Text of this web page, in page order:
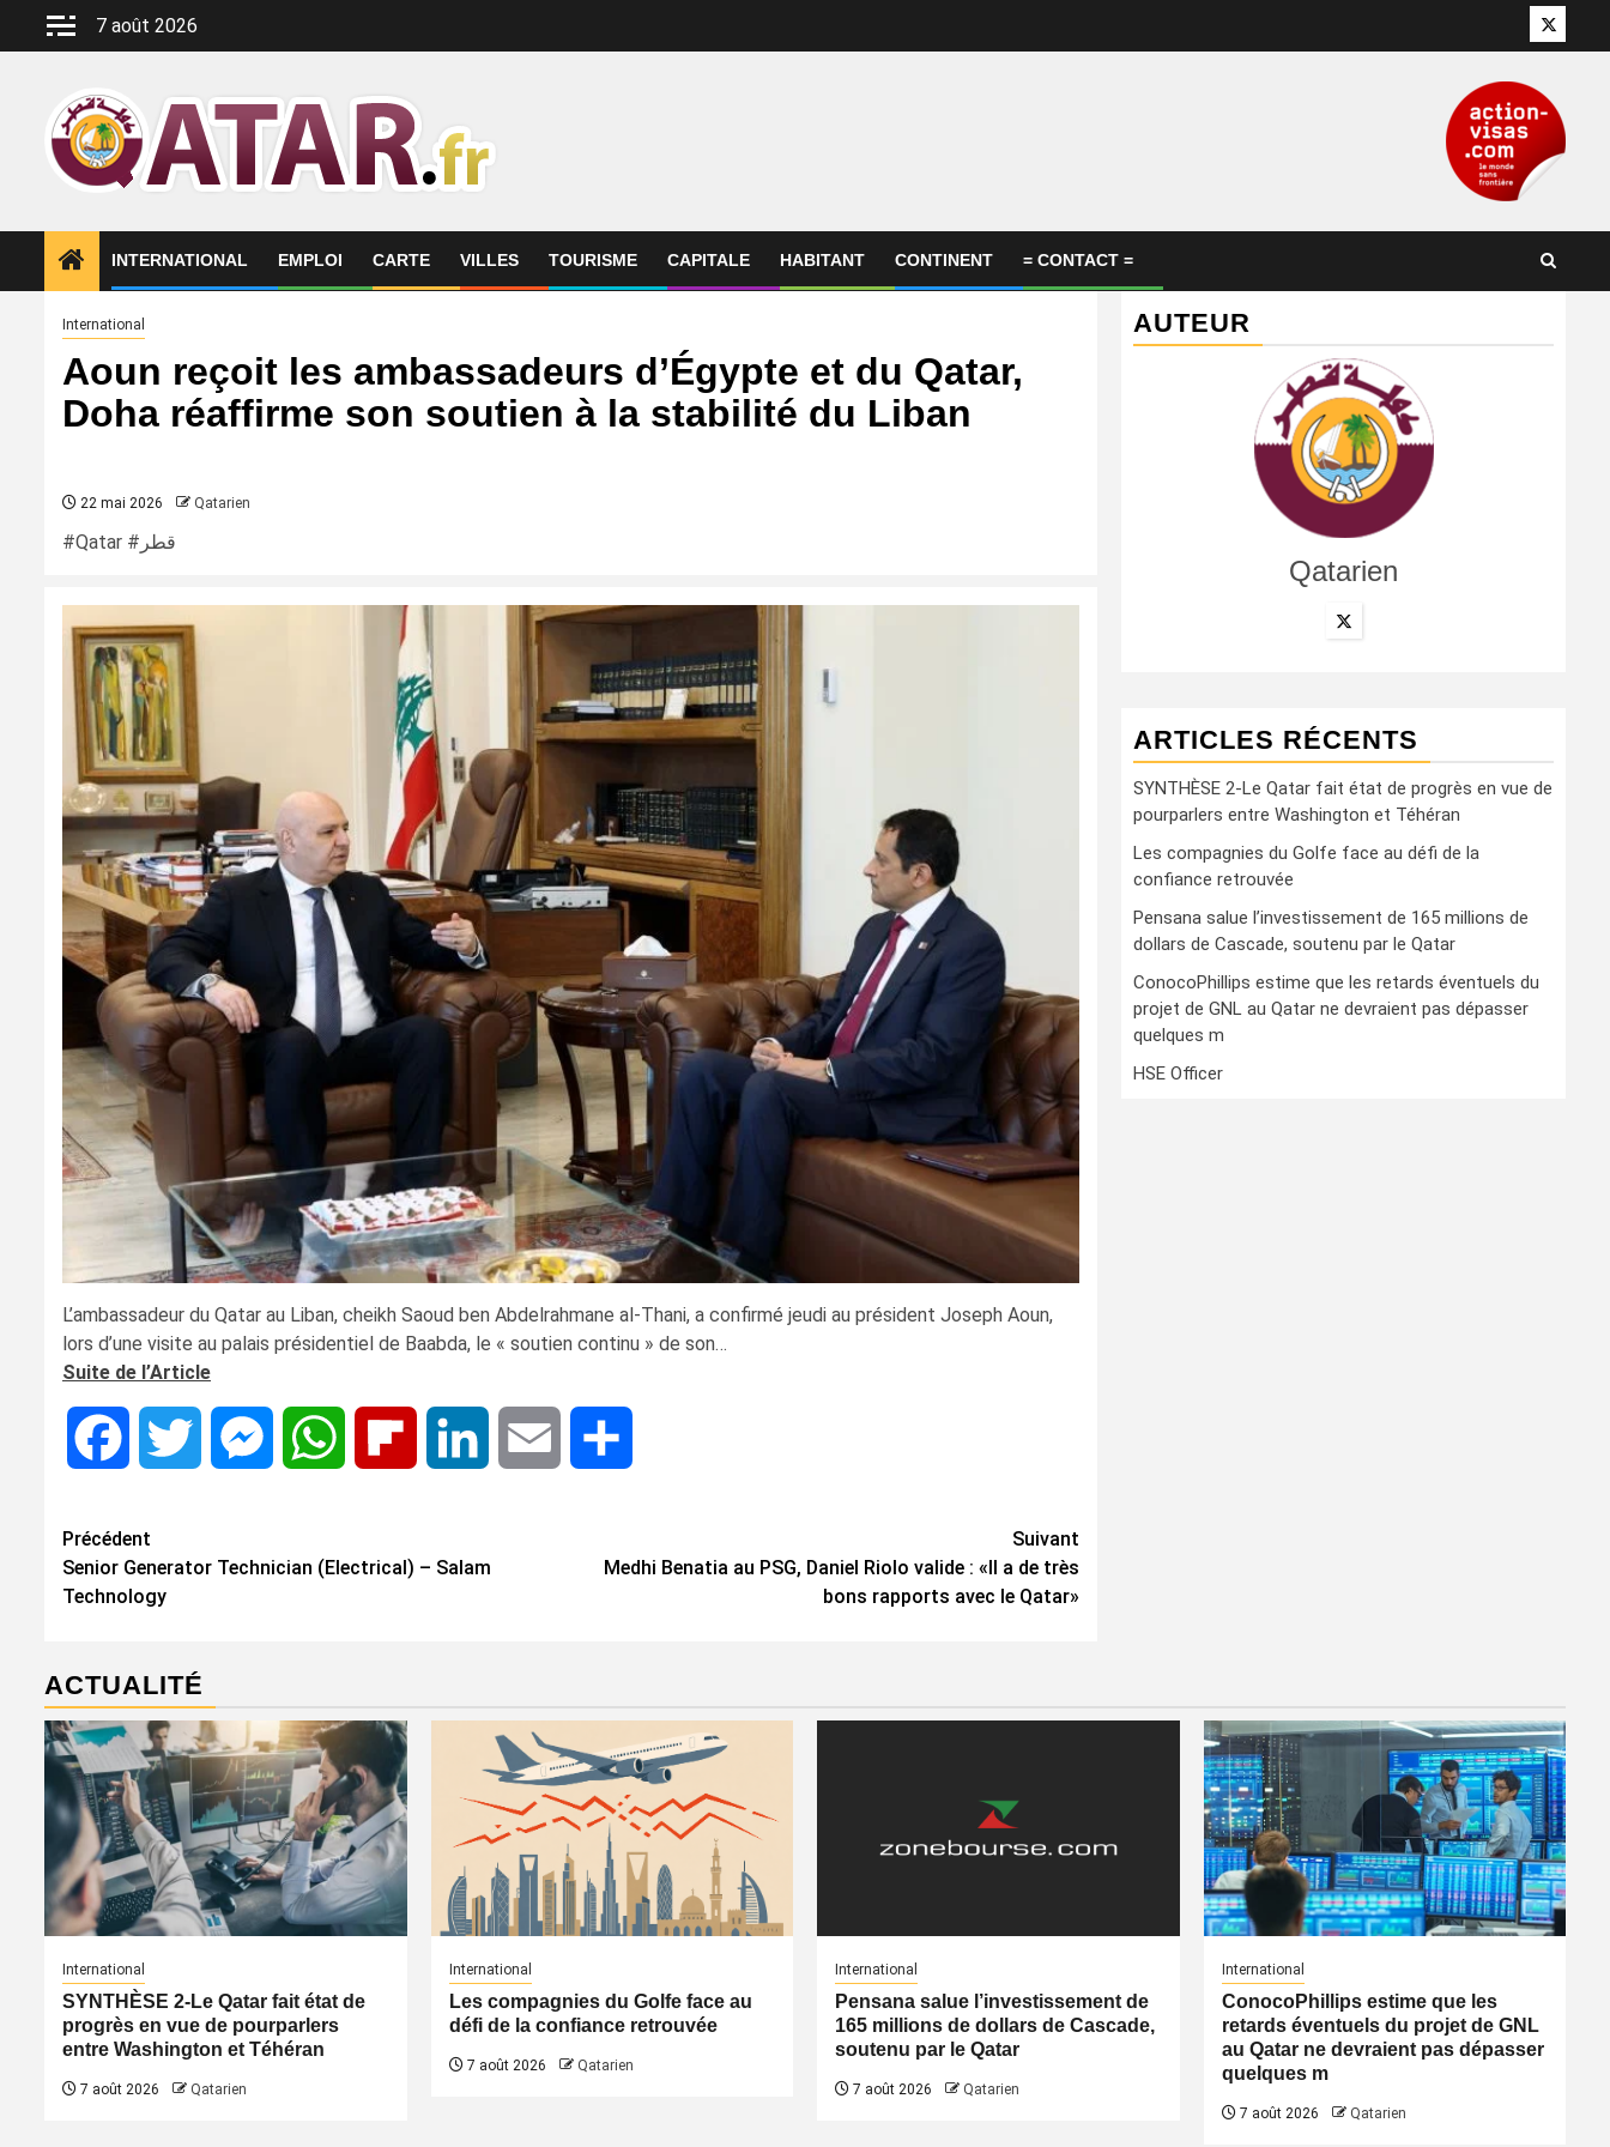
7 août 2026 Twitter
INTERNATIONAL EMPLOI CARTE VILLES TOURISME CAPITALE HABITANT CONTINENT = CONTACT =
International
Aoun reçoit les ambassadeurs d’Égypte et du Qatar,
Doha réaffirme son soutien à la stabilité du Liban
22 mai 2026 Qatarien
#Qatar #قطر
L’ambassadeur du Qatar au Liban, cheikh Saoud ben Abdelrahmane al-Thani, a confirmé jeudi au président Joseph Aoun,
lors d’une visite au palais présidentiel de Baabda, le « soutien continu » de son…
Suite de l’Article
Facebook Twitter MessengerWhatsApp Flipboard LinkedIn Email
Navigation
d’article
Précédent
Senior Generator Technician (Electrical) – Salam
Technology
Suivant
Medhi Benatia au PSG, Daniel Riolo valide : «Il a de très
bons rapports avec le Qatar»
AUTEUR
Qatarien
ARTICLES RÉCENTS
SYNTHÈSE 2-Le Qatar fait état de progrès en vue de
pourparlers entre Washington et Téhéran
Les compagnies du Golfe face au défi de la
confiance retrouvée
Pensana salue l’investissement de 165 millions de
dollars de Cascade, soutenu par le Qatar
ConocoPhillips estime que les retards éventuels du
projet de GNL au Qatar ne devraient pas dépasser
quelques m
HSE Officer
ACTUALITÉ
International
SYNTHÈSE 2-Le Qatar fait état de
progrès en vue de pourparlers
entre Washington et Téhéran
7 août 2026 Qatarien
International
Les compagnies du Golfe face au
défi de la confiance retrouvée
7 août 2026 Qatarien
International
Pensana salue l’investissement de
165 millions de dollars de Cascade,
soutenu par le Qatar
7 août 2026 Qatarien
International
ConocoPhillips estime que les
retards éventuels du projet de GNL
au Qatar ne devraient pas dépasser
quelques m
7 août 2026 Qatarien